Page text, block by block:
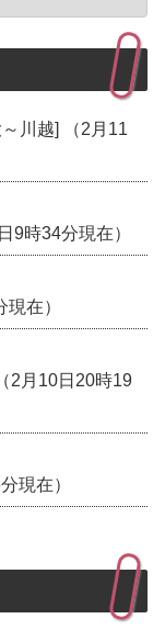
川越] （2月11
9時34分現在）
在）
2月10日20時19
現在）